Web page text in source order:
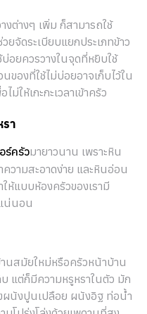
งต่างๆ เพิ่ม ก็สามารถใช้
ยจัดระเบียบแยกประเภทข้าว
อยควรวางในจุดที่หยิบใช้
ของที่ใช้ไม่บ่อยอาจเก็บไว้ใน
ให้เกะกะเวลาเข้าครัว
รา
ร์ครัวมายาวนาน เพราะหิน
วามสะอาดง่าย และหินอ่อน
ห้แบบห้องครัวของเรามี
น่นอน
นสมัยใหม่หรือครัวหน้าบ้าน
แต่ก็มีความหรูหราในตัว มัก
ผนังปูนเปลือย ผนังอิฐ ท่อน้ำ